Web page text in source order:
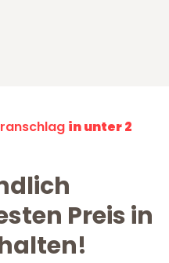
in unter 2
Preis in